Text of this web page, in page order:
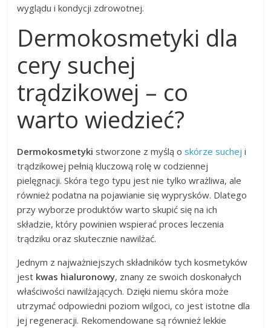
wyglądu i kondycji zdrowotnej.
Dermokosmetyki dla
cery suchej
trądzikowej – co
warto wiedzieć?
Dermokosmetyki stworzone z myślą oskórze suchej i
trądzikowej pełnią kluczową rolę w codziennej
pielęgnacji. Skóra tego typu jest nie tylko wrażliwa, ale
również podatna na pojawianie się wyprysków. Dlatego
przy wyborze produktów warto skupić się na ich
składzie, który powinien wspierać proces leczenia
trądziku oraz skutecznie nawilżać.
Jednym z najważniejszych składników tych kosmetyków
jest kwas hialuronowy, znany ze swoich doskonałych
właściwości nawilżających. Dzięki niemu skóra może
utrzymać odpowiedni poziom wilgoci, co jest istotne dla
jej regeneracji. Rekomendowane są również lekkie